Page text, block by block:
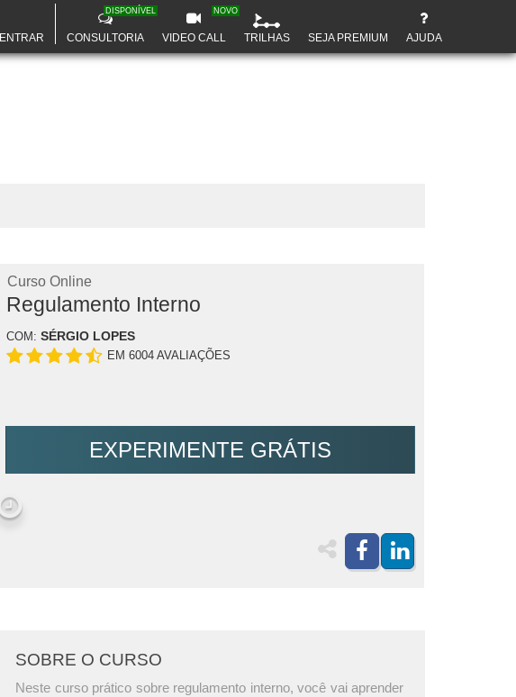
ENTRAR CONSULTORIA
DISPONÍVEL
VIDEO CALL
NOVO
TRILHAS SEJA PREMIUM AJUDA
Curso Online
Regulamento Interno
COM: SÉRGIO LOPES
EM 6004 AVALIAÇÕES
EXPERIMENTE GRÁTIS
SOBRE O CURSO
Neste curso prático sobre regulamento interno, você vai aprender